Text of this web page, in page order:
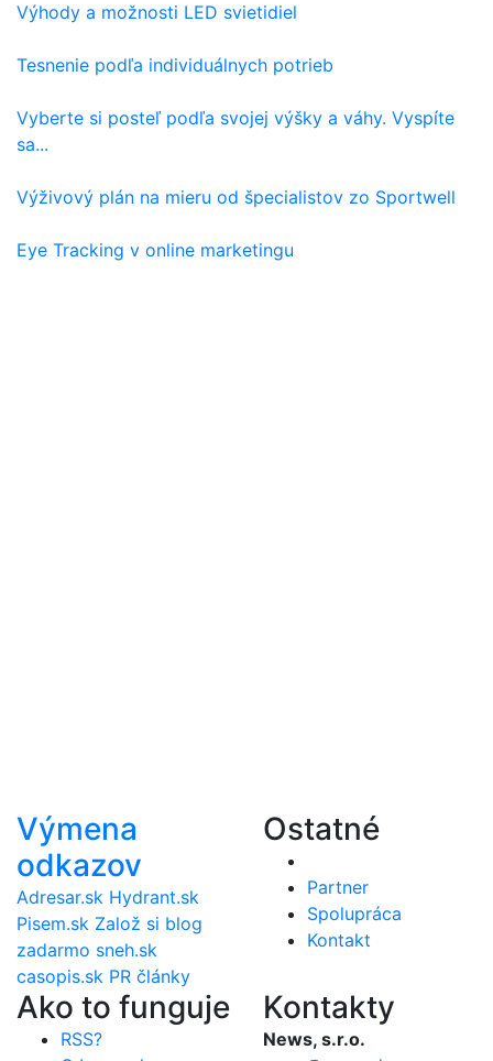
Výhody a možnosti LED svietidiel
Tesnenie podľa individuálnych potrieb
Vyberte si posteľ podľa svojej výšky a váhy. Vyspíte
sa...
Výživový plán na mieru od špecialistov zo Sportwell
Eye Tracking v online marketingu
Výmena
odkazov
Adresar.sk Hydrant.sk
Pisem.sk Založ si blog
zadarmo sneh.sk
casopis.sk PR články
Ostatné
Partner
Spolupráca
Kontakt
Ako to funguje
RSS?
Kontakty
News, s.r.o.